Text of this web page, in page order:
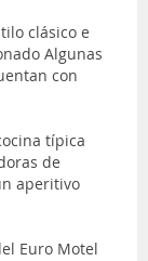
clásico e
Algunas
con
típica
de
aperitivo
Euro Motel